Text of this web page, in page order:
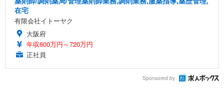
在宅
有限会社イトーヤク
大阪府
年収600万円～720万円
正社員
Sponsored by